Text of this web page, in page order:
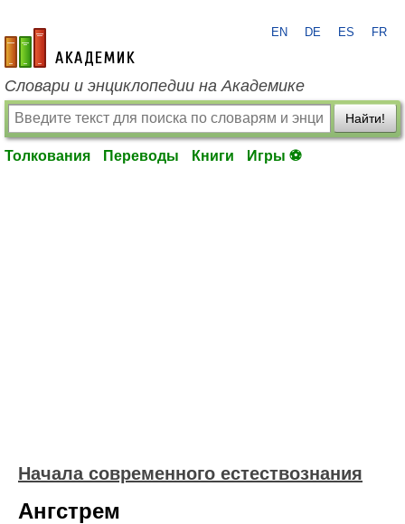
academic.ru
EN DE ES FR
Словари и энциклопедии на Академике
Найти!
Толкования Переводы Книги Игры ⚽
Начала современного естествознания
Ангстрем